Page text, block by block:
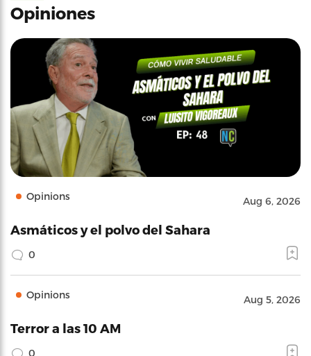
Opiniones
Opinions Aug 6, 2026
Asmáticos y el polvo del Sahara
0
Opinions Aug 5, 2026
Terror a las 10 AM
0